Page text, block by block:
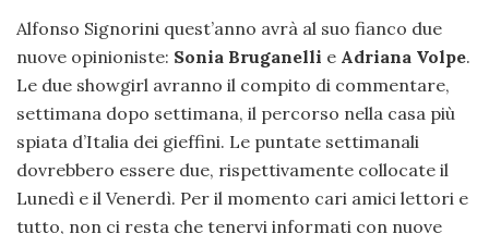
Alfonso Signorini quest’anno avrà al suo fianco due
nuove opinioniste: Sonia Bruganelli e Adriana Volpe.
Le due showgirl avranno il compito di commentare,
settimana dopo settimana, il percorso nella casa più
spiata d’Italia dei gieffini. Le puntate settimanali
dovrebbero essere due, rispettivamente collocate il
Lunedì e il Venerdì. Per il momento cari amici lettori e
tutto, non ci resta che tenervi informati con nuove